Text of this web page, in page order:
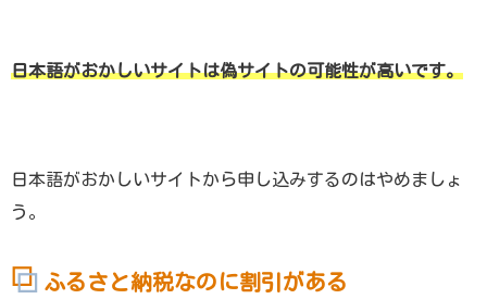
日本語がおかしいサイトは偽サイトの可能性が高いです。
日本語がおかしいサイトから申し込みするのはやめましょ
う。
ふるさと納税なのに割引がある